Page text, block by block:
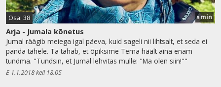
Osa: 38 5min
Arja - Jumala kõnetus
Jumal räägib meiega igal päeva, kuid sageli nii lihtsalt, et seda ei
panda tähele. Ta tahab, et õpiksime Tema häält aina enam
tundma. "Tundsin, et Jumal lehvitas mulle: "Ma olen siin!""
E 1.1.2018 kell 18.05